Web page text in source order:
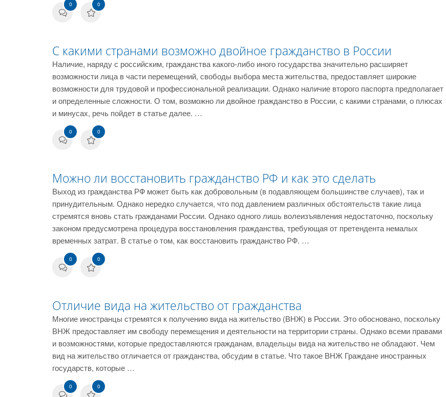
0 0
С какими странами возможно двойное гражданство в России
Наличие, наряду с российским, гражданства какого-либо иного государства значительно расширяет
возможности лица в части перемещений, свободы выбора места жительства, предоставляет широкие
возможности для трудовой и профессиональной реализации. Однако наличие второго паспорта предполагает
и определенные сложности. О том, возможно ли двойное гражданство в России, с какими странами, о плюсах
и минусах, речь пойдет в статье далее. …
0 0
Можно ли восстановить гражданство РФ и как это сделать
Выход из гражданства РФ может быть как добровольным (в подавляющем большинстве случаев), так и
принудительным. Однако нередко случается, что под давлением различных обстоятельств такие лица
стремятся вновь стать гражданами России. Однако одного лишь волеизъявления недостаточно, поскольку
законом предусмотрена процедура восстановления гражданства, требующая от претендента немалых
временных затрат. В статье о том, как восстановить гражданство РФ. …
0 0
Отличие вида на жительство от гражданства
Многие иностранцы стремятся к получению вида на жительство (ВНЖ) в России. Это обосновано, поскольку
ВНЖ предоставляет им свободу перемещения и деятельности на территории страны. Однако всеми правами
и возможностями, которые предоставляются гражданам, владельцы вида на жительство не обладают. Чем
вид на жительство отличается от гражданства, обсудим в статье. Что такое ВНЖ Граждане иностранных
государств, которые …
0 0